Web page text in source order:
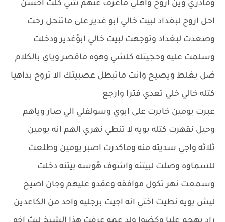
ومادري وينً اروح واهلي ماعرف عنهم شي كلت احسن
احل اروح لبغداد لبيت خالي ابو غدير على ماتنحل رحت
وصعدت لبغداد وتوجهت لبيت خالي ابوًغدير ودخلت
وسلمت عليه وحجيتله كلشي وهوه ماقصر وياي بالكلام
ضل يغلط ويصيح وانت ماتبطل عصبيتك الا تروح بداهيا
كتله خالي خلي تعدي فترا وارجع
عبرت يومين خابرت على ابوي وسولفلي الي صار وياهم
وحيل نقهرت كتله بويه لا تنطي نهري الهم انه يومين
ثلاثه واجي سديته منه وماكدرت اصبر يومين وطلعت
للسماوه وصلت لبيتنه واشوف هًوسه بيتنه دخلت
وسمعت نهر تكول موافقه وعقدو عليهم وجان اصيح
ليش بويه نطيت اختي انه اجيت برجليه واحد من الكاعدين